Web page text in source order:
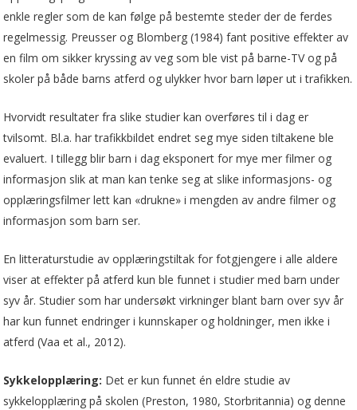
enkle regler som de kan følge på bestemte steder der de ferdes
regelmessig. Preusser og Blomberg (1984) fant positive effekter av
en film om sikker kryssing av veg som ble vist på barne-TV og på
skoler på både barns atferd og ulykker hvor barn løper ut i trafikken.
Hvorvidt resultater fra slike studier kan overføres til i dag er
tvilsomt. Bl.a. har trafikkbildet endret seg mye siden tiltakene ble
evaluert. I tillegg blir barn i dag eksponert for mye mer filmer og
informasjon slik at man kan tenke seg at slike informasjons- og
opplæringsfilmer lett kan «drukne» i mengden av andre filmer og
informasjon som barn ser.
En litteraturstudie av opplæringstiltak for fotgjengere i alle aldere
viser at effekter på atferd kun ble funnet i studier med barn under
syv år. Studier som har undersøkt virkninger blant barn over syv år
har kun funnet endringer i kunnskaper og holdninger, men ikke i
atferd (Vaa et al., 2012).
Sykkelopplæring: Det er kun funnet én eldre studie av
sykkelopplæring på skolen (Preston, 1980, Storbritannia) og denne